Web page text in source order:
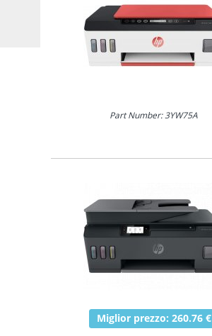
Part Number: 3YW75A
Miglior prezzo: 260.76 €